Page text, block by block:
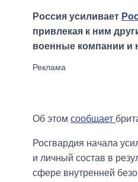
Россия усиливает
привлекая к ним
военные компании и
Об этом сообщает
Росгвардия начала
и личный состав в
сфере внутренней